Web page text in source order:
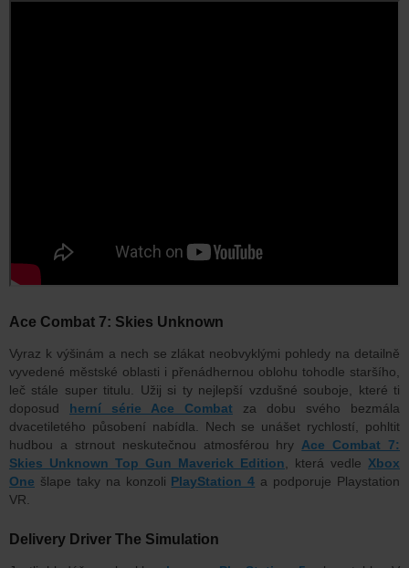
Ace Combat 7: Skies Unknown
Vyraz k výšinám a nech se zlákat neobvyklými pohledy na detailně
vyvedené městské oblasti i přenádhernou oblohu tohodle staršího,
leč stále super titulu. Užij si ty nejlepší vzdušné souboje, které ti
doposud herní série Ace Combat za dobu svého bezmála
dvacetiletého působení nabídla. Nech se unášet rychlostí, pohltit
hudbou a strnout neskutečnou atmosférou hry Ace Combat 7:
Skies Unknown Top Gun Maverick Edition , která vedle Xbox
One šlape taky na konzoli PlayStation 4 a podporuje Playstation
VR.
Delivery Driver The Simulation